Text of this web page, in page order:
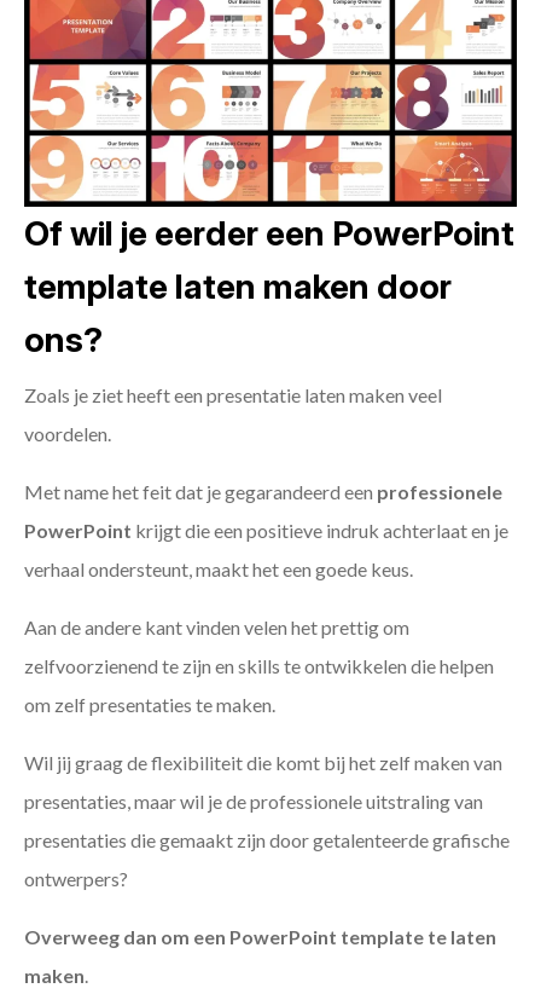
Of wil je eerder een PowerPoint
template laten maken door
ons?
Zoals je ziet heeft een presentatie laten maken veel
voordelen.
Met name het feit dat je gegarandeerd een professionele
PowerPoint krijgt die een positieve indruk achterlaat en je
verhaal ondersteunt, maakt het een goede keus.
Aan de andere kant vinden velen het prettig om
zelfvoorzienend te zijn en skills te ontwikkelen die helpen
om zelf presentaties te maken.
Wil jij graag de flexibiliteit die komt bij het zelf maken van
presentaties, maar wil je de professionele uitstraling van
presentaties die gemaakt zijn door getalenteerde grafische
ontwerpers?
Overweeg dan om een PowerPoint template te laten
maken.